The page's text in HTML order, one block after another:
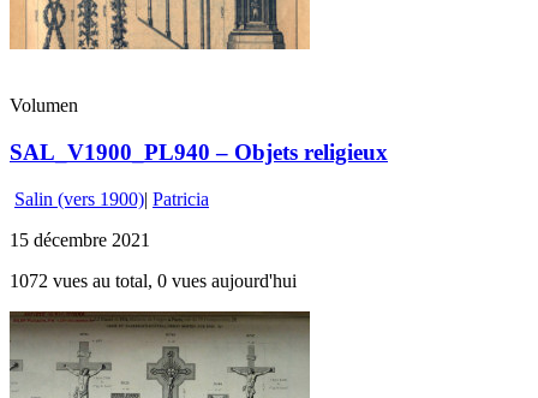
Volumen
SAL_V1900_PL940 – Objets religieux
Salin (vers 1900)| Patricia
15 décembre 2021
1072 vues au total, 0 vues aujourd'hui